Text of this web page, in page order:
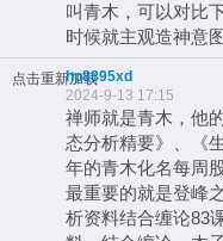
叫青木，可以对比
时候就主观造神意
点击重新加载hp8895xd
2024-9-13 17:15
禅师就是青木，他
态分析精要》、《
年的青木化名每周
最重要的就是登峰
析资料结合缠论83